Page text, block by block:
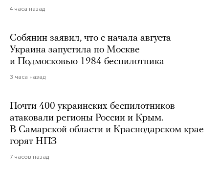
4 часа назад
Собянин заявил, что с начала августа
Украина запустила по Москве
и Подмосковью 1984 беспилотника
3 часа назад
Почти 400 украинских беспилотников
атаковали регионы России и Крым.
В Самарской области и Краснодарском крае
горят НПЗ
7 часов назад